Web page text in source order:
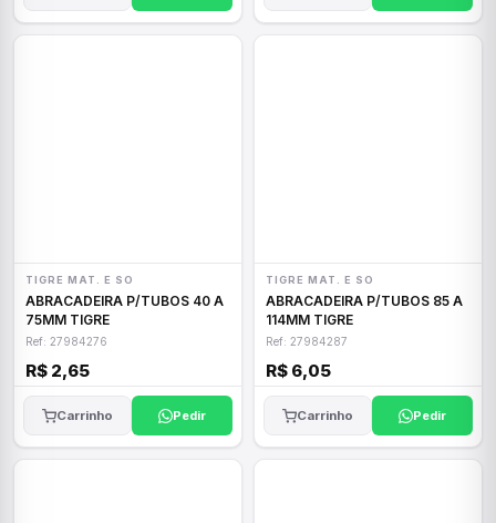
TIGRE MAT. E SO
ABRACADEIRA P/TUBOS 40 A
75MM TIGRE
Ref: 27984276
R$ 2,65
Carrinho Pedir
TIGRE MAT. E SO
ABRACADEIRA P/TUBOS 85 A
114MM TIGRE
Ref: 27984287
R$ 6,05
Carrinho Pedir